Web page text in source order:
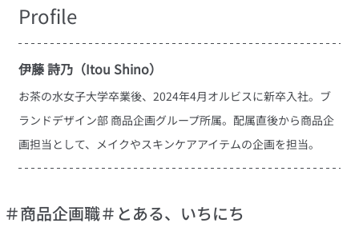
Profile
伊藤 詩乃（Itou Shino）
お茶の水女子大学卒業後、2024年4月オルビスに新卒入社。ブ
ランドデザイン部 商品企画グループ所属。配属直後から商品企
画担当として、メイクやスキンケアアイテムの企画を担当。
＃商品企画職＃とある、いちにち